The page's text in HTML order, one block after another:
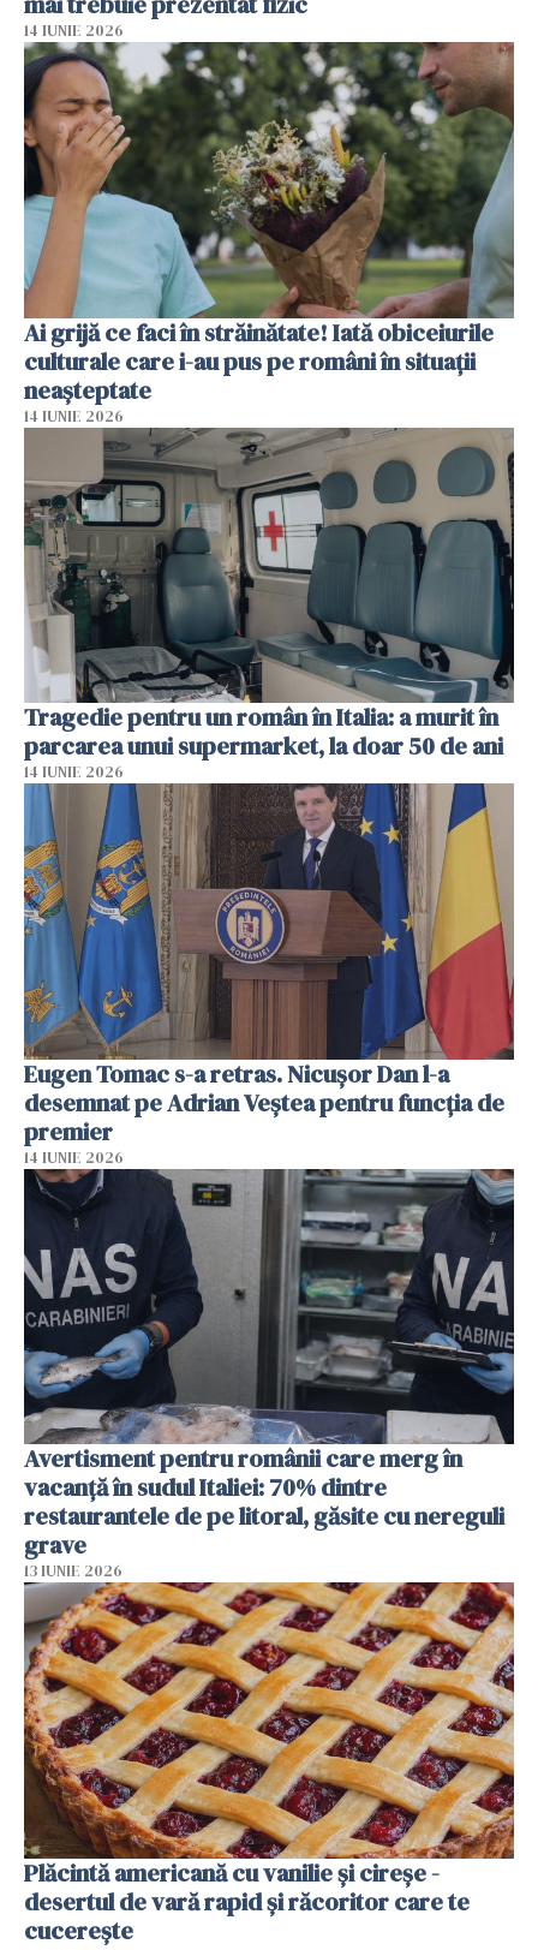
14 IUNIE 2026
Ai grijă ce faci în străinătate! Iată obiceiurile
culturale care i-au pus pe români în situații
neașteptate
14 IUNIE 2026
Tragedie pentru un român în Italia: a murit în
parcarea unui supermarket, la doar 50 de ani
14 IUNIE 2026
Eugen Tomac s-a retras. Nicușor Dan l-a
desemnat pe Adrian Veștea pentru funcția de
premier
14 IUNIE 2026
Avertisment pentru românii care merg în
vacanță în sudul Italiei: 70% dintre
restaurantele de pe litoral, găsite cu nereguli
grave
13 IUNIE 2026
Plăcintă americană cu vanilie și cireșe -
desertul de vară rapid și răcoritor care te
cucerește